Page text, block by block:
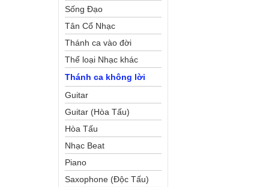
Sống Đạo
Tân Cổ Nhạc
Thánh ca vào đời
Thể loại Nhạc khác
Thánh ca không lời
Guitar
Guitar (Hòa Tấu)
Hòa Tấu
Nhạc Beat
Piano
Saxophone (Độc Tấu)